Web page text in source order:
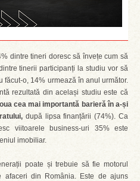
dintre tineri doresc să învețe cum să
tinerii participanți la studiu vor să
făcut-o, 14% urmează în anul următor.
rezultată din același studiu este că
cea mai importantă barieră în a-și
după lipsa finanțării (74%). Ca
viitoarele business-uri 35% este
imobiliar.
poate și trebuie să fie motorul
afaceri din România. Este de ajuns